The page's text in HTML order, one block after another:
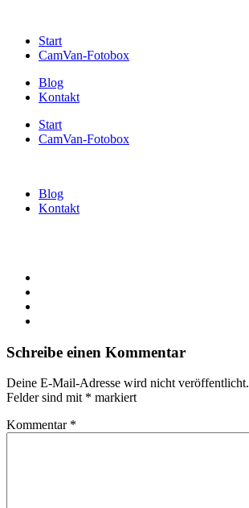
Start
CamVan-Fotobox
Blog
Kontakt
Start
CamVan-Fotobox
Blog
Kontakt
Schreibe einen Kommentar
Deine E-Mail-Adresse wird nicht veröffentlicht.
Felder sind mit * markiert
Kommentar *